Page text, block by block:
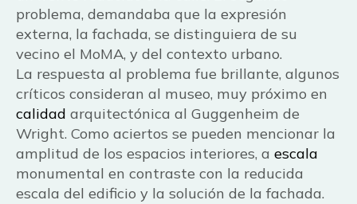
problema, demandaba que la expresión
externa, la fachada, se distinguiera de su
vecino el MoMA, y del contexto urbano.
La respuesta al problema fue brillante, algunos
críticos consideran al museo, muy próximo en
calidad arquitectónica al Guggenheim de
Wright. Como aciertos se pueden mencionar la
amplitud de los espacios interiores, a escala
monumental en contraste con la reducida
escala del edificio y la solución de la fachada.